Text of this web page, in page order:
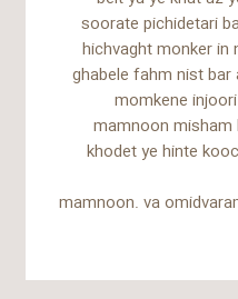
soorate pichidetari
hichvaght monker in
ghabele fahm nist
momkene
mamnoon misham
khodet ye hinte
mamnoon. va